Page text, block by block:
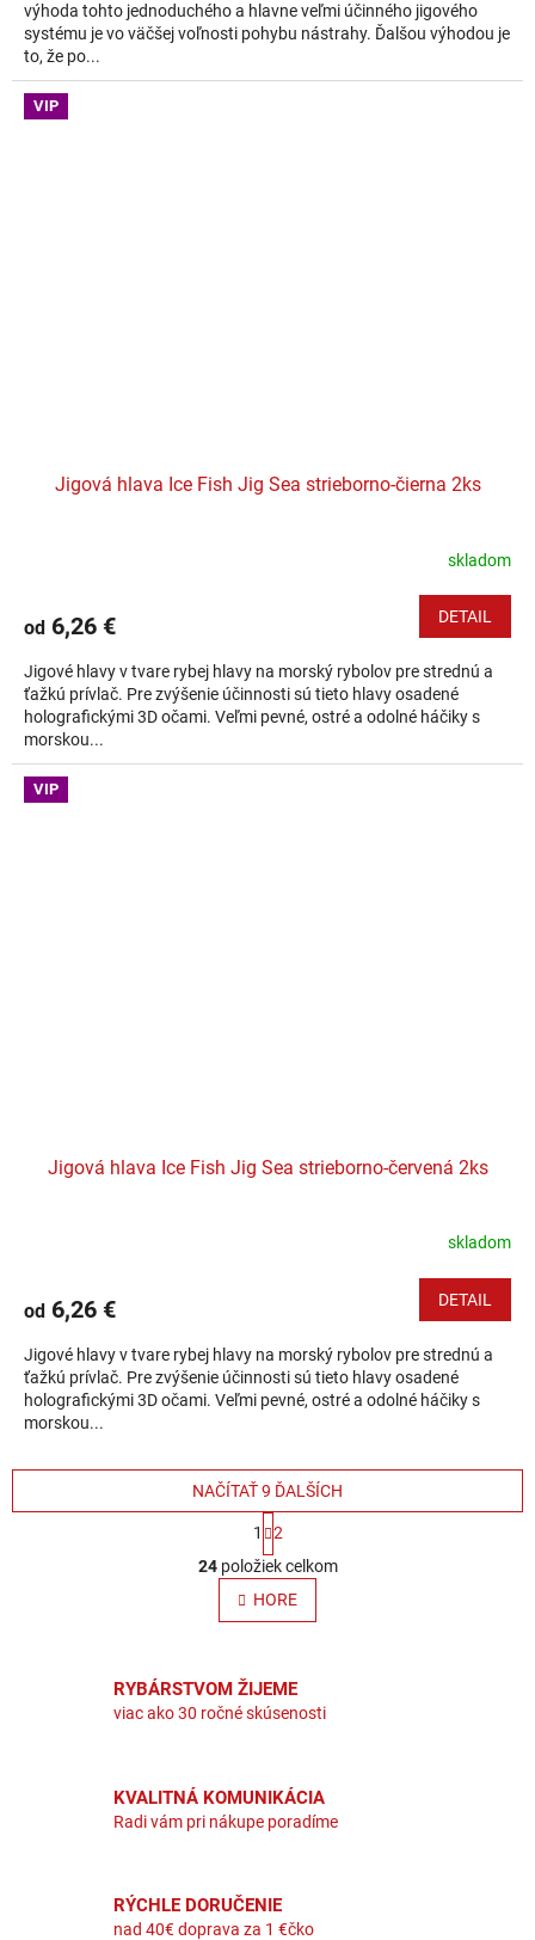
výhoda tohto jednoduchého a hlavne veľmi účinného jigového
systému je vo väčšej voľnosti pohybu nástrahy. Ďalšou výhodou je
to, že po...
VIP
Jigová hlava Ice Fish Jig Sea strieborno-čierna 2ks
skladom
od 6,26 € DETAIL
Jigové hlavy v tvare rybej hlavy na morský rybolov pre strednú a
ťažkú prívlač. Pre zvýšenie účinnosti sú tieto hlavy osadené
holografickými 3D očami. Veľmi pevné, ostré a odolné háčiky s
morskou...
VIP
Jigová hlava Ice Fish Jig Sea strieborno-červená 2ks
skladom
od 6,26 € DETAIL
Jigové hlavy v tvare rybej hlavy na morský rybolov pre strednú a
ťažkú prívlač. Pre zvýšenie účinnosti sú tieto hlavy osadené
holografickými 3D očami. Veľmi pevné, ostré a odolné háčiky s
morskou...
Ovládacie prvky výpisu
NAČÍTAŤ 9 ĎALŠÍCH
Stránkovanie
1
2
24položiek celkom
HORE
RYBÁRSTVOM ŽIJEME
viac ako 30 ročné skúsenosti
KVALITNÁ KOMUNIKÁCIA
Radi vám pri nákupe poradíme
RÝCHLE DORUČENIE
nad 40€ doprava za 1 €čko